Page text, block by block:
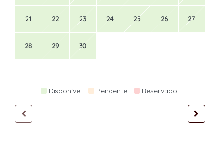
21 22 23 24 25 26 27
28 29 30
Disponível Pendente Reservado